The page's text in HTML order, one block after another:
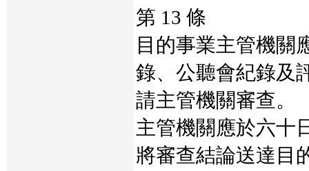
第 13 條
目的事業主管機關
錄、公聽會紀錄及
請主管機關審查。
主管機關應於六十
將審查結論送達目